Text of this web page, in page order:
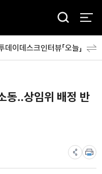
검
데이데스크인터뷰「오늘」 분야
동‥상임위 배정 반